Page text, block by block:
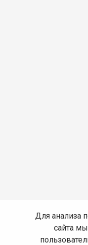
Для анализа
сайта